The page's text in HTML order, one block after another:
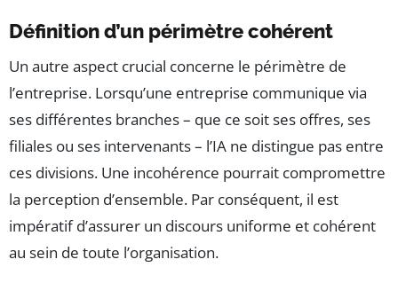
Définition d’un périmètre cohérent
Un autre aspect crucial concerne le périmètre de
l’entreprise. Lorsqu’une entreprise communique via
ses différentes branches – que ce soit ses offres, ses
filiales ou ses intervenants – l’IA ne distingue pas entre
ces divisions. Une incohérence pourrait compromettre
la perception d’ensemble. Par conséquent, il est
impératif d’assurer un discours uniforme et cohérent
au sein de toute l’organisation.